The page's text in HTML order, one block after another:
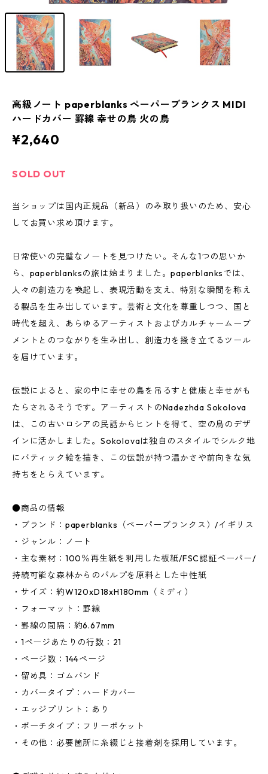
高級ノート paperblanks ペーパーブランクス MIDI
ハードカバー 罫線 幸せの鳥 火の鳥
¥2,640
SOLD OUT
当ショップは国内正規品（新品）のみ取り扱いのため、安心
してお買い求め頂けます。
日常使いの完璧なノートを見つけたい。そんな1つの思いか
ら、paperblanksの旅は始まりました。paperblanksでは、
人々の創造力を喚起し、表現活動を支え、特別な瞬間を称え
る製品を生み出しています。芸術と文化を尊重しつつ、国と
時代を超え、あらゆるアーティストおよびカルチャームーブ
メントとのつながりを生み出し、創造力を掻き立てるツール
を届けています。
伝説によると、家の中に幸せの鳥を吊るすと健康と幸せがも
たらされるそうです。アーティストのNadezhda Sokolova
は、この古いロシアの民話からヒントを得て、空の鳥のデザ
インに活かしました。Sokolovaは独自のスタイルでシルク地
にバティック絵を描き、この伝説が持つ温かさや前向きな気
持ちをとらえています。
●商品の情報
・ブランド：paperblanks（ペーパーブランクス）/イギリス
・ジャンル：ノート
・主な素材：100％再生紙を利用した板紙/FSC認証ペーパー/
持続可能な森林からのパルプを原料とした中性紙
・サイズ：約W120xD18xH180mm（ミディ）
・フォーマット：罫線
・罫線の間隔：約6.67mm
・1ページあたりの行数：21
・ページ数：144ページ
・留め具：ゴムバンド
・カバータイプ：ハードカバー
・エッジプリント：あり
・ポーチタイプ：フリーポケット
・その他：必要箇所に糸綴じと接着剤を採用しています。